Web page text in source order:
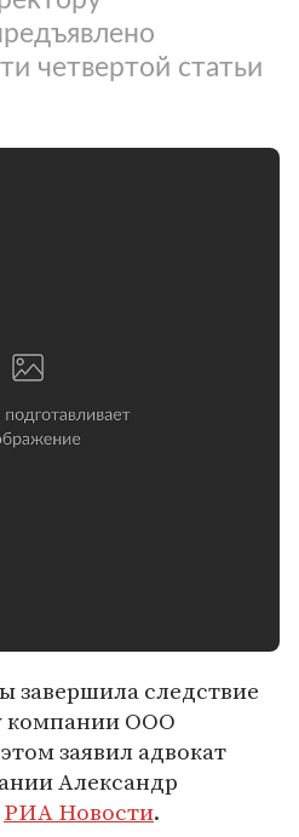
четвертой статьи
завершила следствие
компании ООО
заявил адвокат
Александр
РИА Новости.